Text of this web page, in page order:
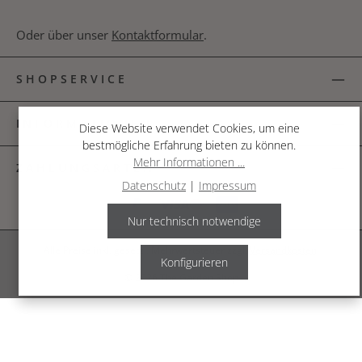
Oder über unser Kontaktformular.
SHOPSERVICE
INFORMATIONEN
ZAHLUNGSARTEN
© 2026 The Garden Shop
Diese Website verwendet Cookies, um eine
bestmögliche Erfahrung bieten zu können.
Mehr Informationen ...
Datenschutz | Impressum
Nur technisch notwendige
Konfigurieren